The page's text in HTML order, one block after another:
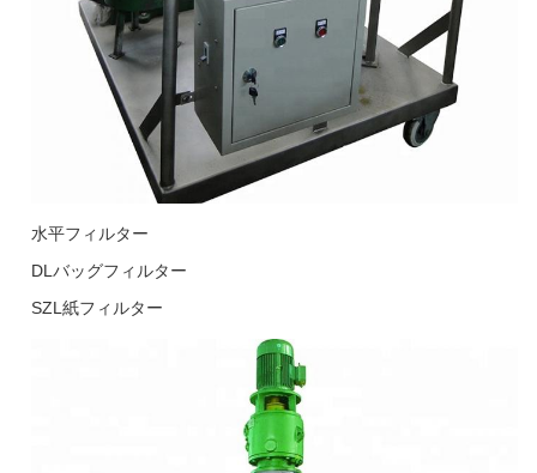
水平フィルター
DLバッグフィルター
SZL紙フィルター